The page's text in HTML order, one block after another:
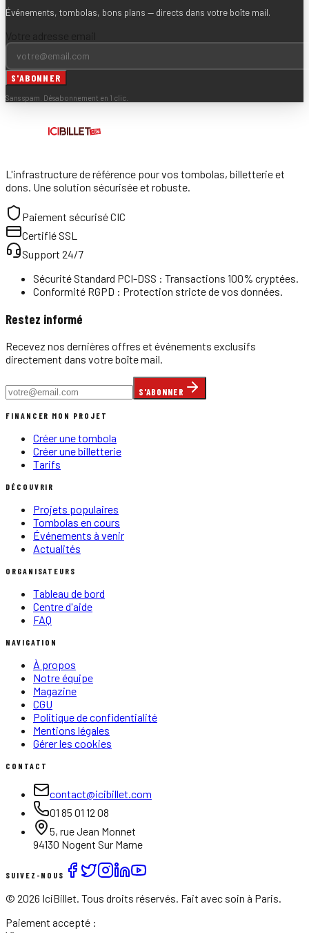
Événements, tombolas, bons plans — directs dans votre boîte mail.
S'ABONNER
Sans spam. Désabonnement en 1 clic.
L'infrastructure de référence pour vos tombolas, billetterie et
dons. Une solution sécurisée et robuste.
Paiement sécurisé CIC
Certifié SSL
Support 24/7
Sécurité Standard PCI-DSS : Transactions 100% cryptées.
Conformité RGPD : Protection stricte de vos données.
Restez informé
Recevez nos dernières offres et événements exclusifs
directement dans votre boîte mail.
S'ABONNER
FINANCER MON PROJET
Créer une tombola
Créer une billetterie
Tarifs
DÉCOUVRIR
Projets populaires
Tombolas en cours
Événements à venir
Actualités
ORGANISATEURS
Tableau de bord
Centre d'aide
FAQ
NAVIGATION
À propos
Notre équipe
Magazine
CGU
Politique de confidentialité
Mentions légales
Gérer les cookies
CONTACT
contact@icibillet.com
01 85 01 12 08
5, rue Jean Monnet
94130 Nogent Sur Marne
SUIVEZ-NOUS
© 2026 IciBillet. Tous droits réservés. Fait avec soin à Paris.
Paiement accepté :